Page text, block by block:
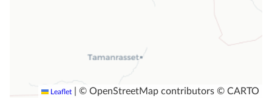
Leaflet © OpenStreetMap contributors © CARTO